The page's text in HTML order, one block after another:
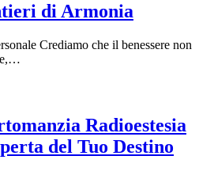
di Armonia
Crediamo che il benessere non
Radioestesia
del Tuo Destino